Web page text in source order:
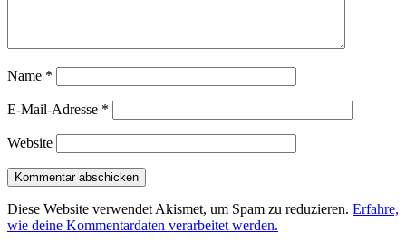
Name *
E-Mail-Adresse *
Website
Diese Website verwendet Akismet, um Spam zu reduzieren. Erfahre,
wie deine Kommentardaten verarbeitet werden.